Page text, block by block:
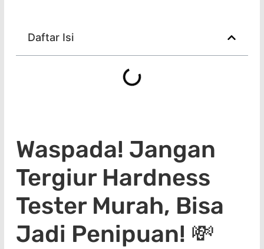
Daftar Isi
Waspada! Jangan
Tergiur Hardness
Tester Murah, Bisa
Jadi Penipuan! 💸